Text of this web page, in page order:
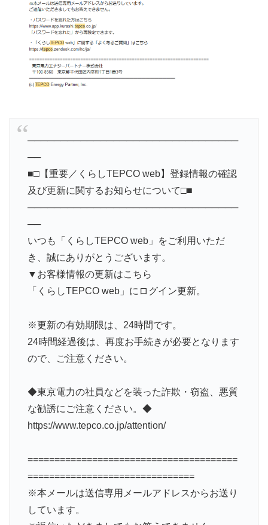
────────────────────────────────
──
■□【重要／くらしTEPCO web】登録情報の確認
及び更新に関するお知らせについて□■
────────────────────────────────
──
いつも「くらしTEPCO web」をご利用いただ
き、誠にありがとうございます。
▼お客様情報の更新はこちら
「くらしTEPCO web」にログイン更新。
※更新の有効期限は、24時間です。
24時間経過後は、再度お手続きが必要となります
ので、ご注意ください。
◆東京電力の社員などを装った詐欺・窃盗、悪質
な勧誘にご注意ください。◆
https://www.tepco.co.jp/attention/
=======================================
===============================
※本メールは送信専用メールアドレスからお送り
しています。